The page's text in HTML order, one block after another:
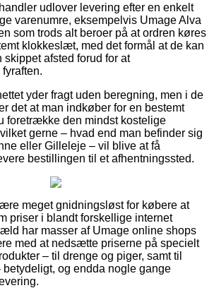
udlover levering efter en enkelt
varenumre, eksempelvis Umage Alva
som trods alt beroer på at ordren køres
klokkeslæt, med det formål at de kan
skippet afsted forud for at
yder fragt uden beregning, men i de
det at man indkøber for en bestemt
foretrække den mindst kostelige
gerne – hvad end man befinder sig
eller Gilleleje – vil blive at få
bestillingen til et afhentningssted.
meget gnidningsløst for købere at
priser i blandt forskellige internet
har masser af Umage online shops
med at nedsætte priserne på specielt
– til drenge og piger, samt til
og endda nogle gange